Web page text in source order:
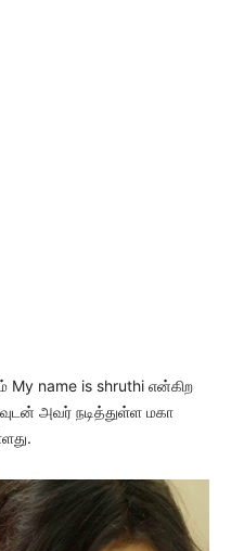
My name is shruthi என்கிற
அவர் நடித்துள்ள மகா